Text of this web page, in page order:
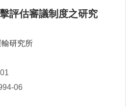
評估審議制度之研究
研究所
06